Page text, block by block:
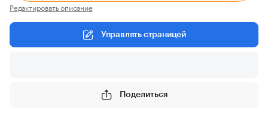
Редактировать описание
Управлять страницей
Поделиться